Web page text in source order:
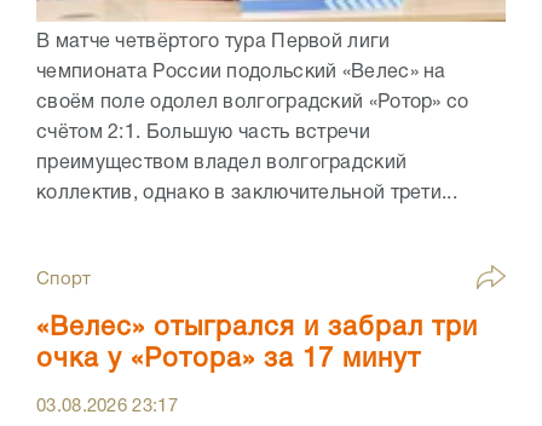
В матче четвёртого тура Первой лиги
чемпионата России подольский «Велес» на
своём поле одолел волгоградский «Ротор» со
счётом 2:1. Большую часть встречи
преимуществом владел волгоградский
коллектив, однако в заключительной трети...
Спорт
«Велес» отыгрался и забрал три
очка у «Ротора» за 17 минут
03.08.202623:17